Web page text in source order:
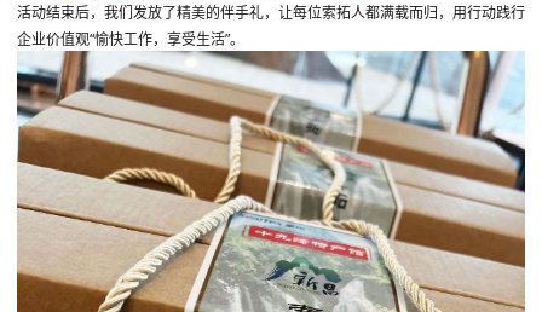
活动结束后，我们发放了精美的伴手礼，让每位索拓人都满载而归，用行动践行
企业价值观“愉快工作，享受生活”。